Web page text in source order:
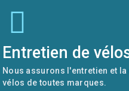
Entretien de
Nous assurons l'entretien et
vélos de toutes marques.